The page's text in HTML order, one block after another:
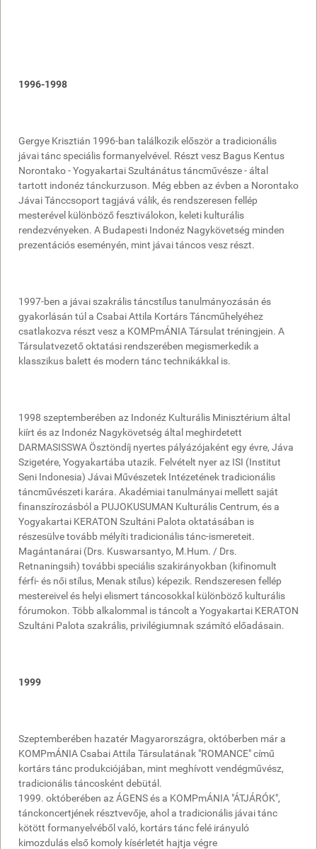
1996-1998
Gergye Krisztián 1996-ban találkozik először a tradicionális
jávai tánc speciális formanyelvével. Részt vesz Bagus Kentus
Norontako - Yogyakartai Szultánátus táncművésze - által
tartott indonéz tánckurzuson. Még ebben az évben a Norontako
Jávai Tánccsoport tagjává válik, és rendszeresen fellép
mesterével különböző fesztiválokon, keleti kulturális
rendezvényeken. A Budapesti Indonéz Nagykövetség minden
prezentációs eseményén, mint jávai táncos vesz részt.
1997-ben a jávai szakrális táncstílus tanulmányozásán és
gyakorlásán túl a Csabai Attila Kortárs Táncműhelyéhez
csatlakozva részt vesz a KOMPmÁNIA Társulat tréningjein. A
Társulatvezető oktatási rendszerében megismerkedik a
klasszikus balett és modern tánc technikákkal is.
1998 szeptemberében az Indonéz Kulturális Minisztérium által
kiírt és az Indonéz Nagykövetség által meghirdetett
DARMASISSWA Ösztöndíj nyertes pályázójaként egy évre, Jáva
Szigetére, Yogyakartába utazik. Felvételt nyer az ISI (Institut
Seni Indonesia) Jávai Művészetek Intézetének tradicionális
táncművészeti karára. Akadémiai tanulmányai mellett saját
finanszírozásból a PUJOKUSUMAN Kulturális Centrum, és a
Yogyakartai KERATON Szultáni Palota oktatásában is
részesülve tovább mélyíti tradicionális tánc-ismereteit.
Magántanárai (Drs. Kuswarsantyo, M.Hum. / Drs.
Retnaningsih) további speciális szakirányokban (kifinomult
férfi- és női stílus, Menak stílus) képezik. Rendszeresen fellép
mestereivel és helyi elismert táncosokkal különböző kulturális
fórumokon. Több alkalommal is táncolt a Yogyakartai KERATON
Szultáni Palota szakrális, privilégiumnak számító előadásain.
1999
Szeptemberében hazatér Magyarországra, októberben már a
KOMPmÁNIA Csabai Attila Társulatának "ROMANCE" című
kortárs tánc produkciójában, mint meghívott vendégművész,
tradicionális táncosként debütál.
1999. októberében az ÁGENS és a KOMPmÁNIA "ÁTJÁRÓK",
tánckoncertjének résztvevője, ahol a tradicionális jávai tánc
kötött formanyelvéből való, kortárs tánc felé irányuló
kimozdulás első komoly kísérletét hajtja végre